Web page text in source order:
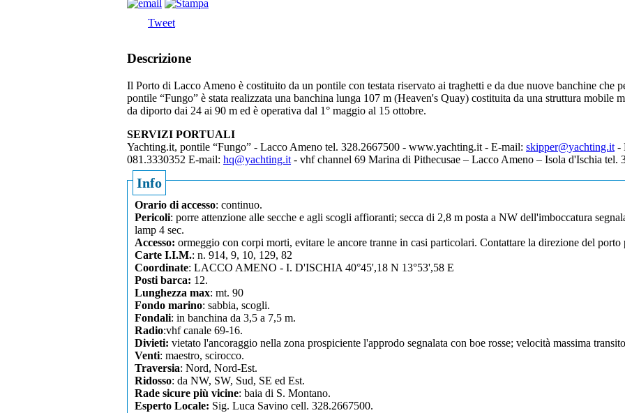
Tweet
Descrizione
Il Porto di Lacco Ameno è costituito da un pontile con testata riservato ai traghetti e da due nuove banchine che
pontile “Fungo” è stata realizzata una banchina lunga 107 m (Heaven's Quay) costituita da una struttura mobile
da diporto dai 24 ai 90 m ed è operativa dal 1° maggio al 15 ottobre.
SERVIZI PORTUALI
Yachting.it, pontile “Fungo” - Lacco Ameno tel. 328.2667500 - www.yachting.it - E-mail: skipper@yachting.it -
081.3330352 E-mail: hq@yachting.it - vhf channel 69 Marina di Pithecusae – Lacco Ameno – Isola d'Ischia tel.
Info
Orario di accesso: continuo.
Pericoli: porre attenzione alle secche e agli scogli affioranti; secca di 2,8 m posta a NW dell'imboccatura
lamp 4 sec.
Accesso: ormeggio con corpi morti, evitare le ancore tranne in casi particolari. Contattare la direzione del porto
Carte I.I.M.: n. 914, 9, 10, 129, 82
Coordinate: LACCO AMENO - I. D'ISCHIA 40°45',18 N 13°53',58 E
Posti barca: 12.
Lunghezza max: mt. 90
Fondo marino: sabbia, scogli.
Fondali: in banchina da 3,5 a 7,5 m.
Radio:vhf canale 69-16.
Divieti: vietato l'ancoraggio nella zona prospiciente l'approdo segnalata con boe rosse; velocità massima
Venti: maestro, scirocco.
Traversia: Nord, Nord-Est.
Ridosso: da NW, SW, Sud, SE ed Est.
Rade sicure più vicine: baia di S. Montano.
Esperto Locale: Sig. Luca Savino cell. 328.2667500.